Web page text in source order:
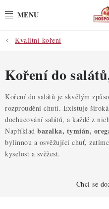
na
POTŘEBY
POMŮCKY
SUROVINY
DEKORACE
PRO OSLAVY
Kvalitní koření
Koření do
Koření do salátů je skvělým
rozproudění chutí. Existuje
dochucování salátů, a každé z
Například bazalka, tymián,
bylinnou a osvěžující chuť,
kyselost a svěžest.
Chci se